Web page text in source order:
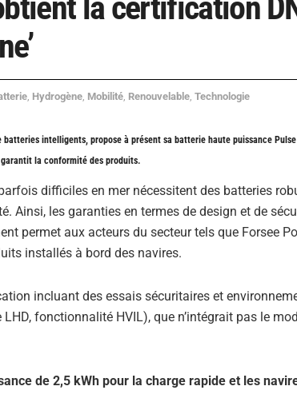
la certification
, Hydrogène, Mobilité, Renouvelable, Technologie
batteries intelligents, propose à présent sa batterie haute puissance
la conformité des produits.
difficiles en mer nécessitent des batteries
Ainsi, les garanties en termes de design et de
permet aux acteurs du secteur tels que Forsee
installés à bord des navires.
incluant des essais sécuritaires et
fonctionnalité HVIL), que n’intégrait pas le
de 2,5 kWh pour la charge rapide et les